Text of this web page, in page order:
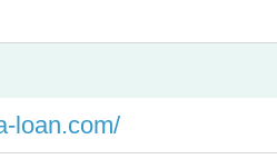
loan.com/